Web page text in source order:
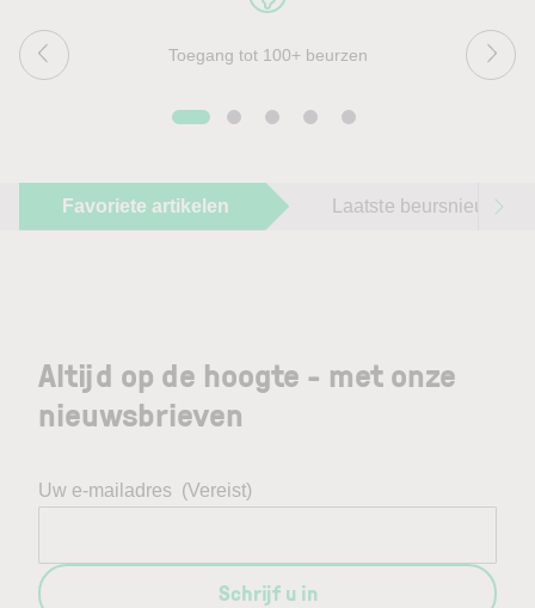
Toegang tot 100+ beurzen
Favoriete artikelen Laatste beursnieuws
Altijd op de hoogte - met onze
nieuwsbrieven
Uw e-mailadres (Vereist)
Schrijf u in